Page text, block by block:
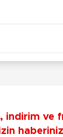
indirim ve